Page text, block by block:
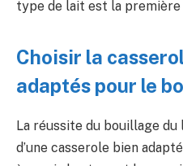
type de lait est la
Choisir la
adaptés pour le
La réussite du bouillage
d’une casserole bien